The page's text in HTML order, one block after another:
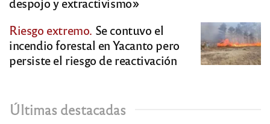
Riesgo extremo. Se contuvo el
incendio forestal en Yacanto pero
persiste el riesgo de reactivación
Últimas destacadas